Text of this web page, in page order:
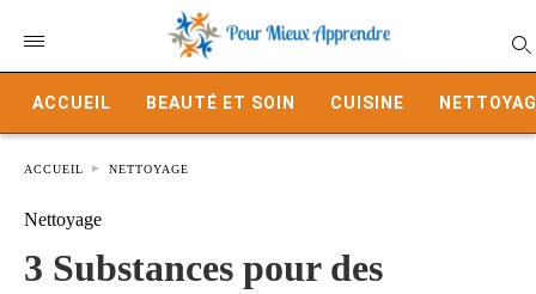
ACCUEIL BEAUTÉ ET SOIN CUISINE
ACCUEIL NETTOYAGE
Nettoyage
3 Substances pour des